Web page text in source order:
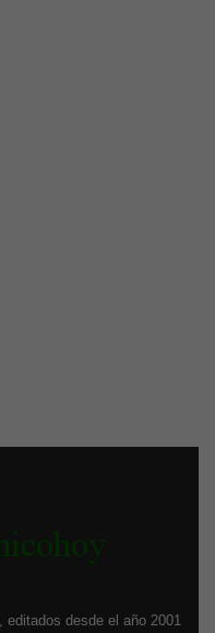
desde el año 2001